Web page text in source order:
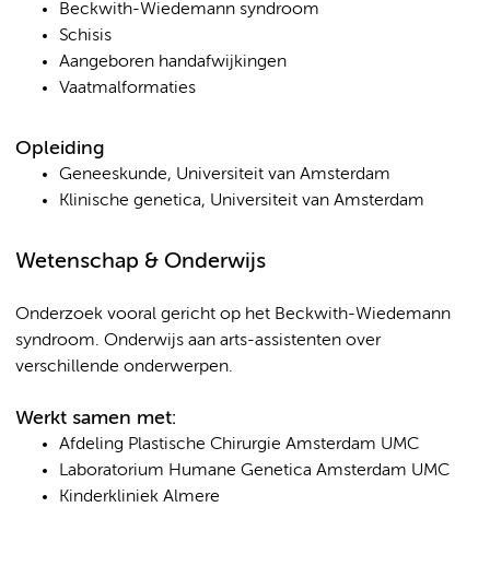
Beckwith-Wiedemann syndroom
Schisis
Aangeboren handafwijkingen
Vaatmalformaties
Opleiding
Geneeskunde, Universiteit van Amsterdam
Klinische genetica, Universiteit van Amsterdam
Wetenschap & Onderwijs
Onderzoek vooral gericht op het Beckwith-Wiedemann
syndroom. Onderwijs aan arts-assistenten over
verschillende onderwerpen.
Werkt samen met:
Afdeling Plastische Chirurgie Amsterdam UMC
Laboratorium Humane Genetica Amsterdam UMC
Kinderkliniek Almere